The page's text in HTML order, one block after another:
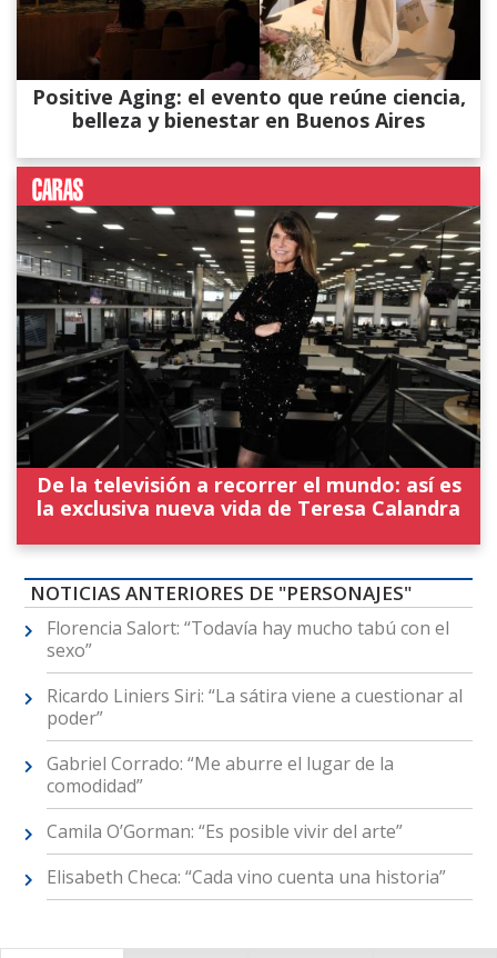
Positive Aging: el evento que reúne ciencia,
belleza y bienestar en Buenos Aires
De la televisión a recorrer el mundo: así es
la exclusiva nueva vida de Teresa Calandra
NOTICIAS ANTERIORES DE "PERSONAJES"
Florencia Salort: “Todavía hay mucho tabú con el
sexo”
Ricardo Liniers Siri: “La sátira viene a cuestionar al
poder”
Gabriel Corrado: “Me aburre el lugar de la
comodidad”
Camila O’Gorman: “Es posible vivir del arte”
Elisabeth Checa: “Cada vino cuenta una historia”